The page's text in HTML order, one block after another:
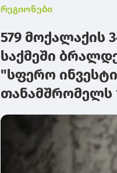
რეგიონები
579 მოქალაქის
საქმეში
"სფერო
თანამშრომელს